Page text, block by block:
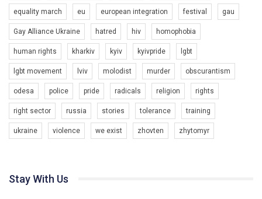
Зупинимо насильство проти ЛГБТ в Україні! Stop violence against LGBT in Ukraine!
6/30/2017
Емоційний та вражаючий промо-ролік на конкурс PACT, який
представляє програму "Гей-альянс Україна" з протидії
насильству проти ЛГБТ в Україні.
Якщо ти хочеш підтримати нас - просто натисни "лайк" під
1.9K Просмотров • 226 Нравится 5 Комментариев
equality march eu european integration festival gau
Gay Alliance Ukraine hatred hiv homophobia
human rights kharkiv kyiv kyivpride lgbt
lgbt movement lviv molodist murder obscurantism
odesa police pride radicals religion rights
right sector russia stories tolerance training
ukraine violence we exist zhovten zhytomyr
Stay With Us